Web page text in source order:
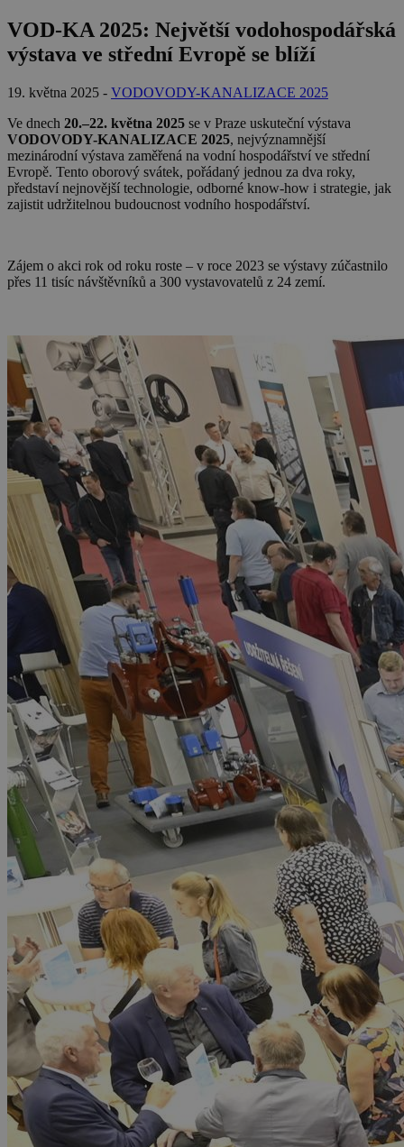
VOD-KA 2025: Největší vodohospodářská
výstava ve střední Evropě se blíží
19. května 2025 - VODOVODY-KANALIZACE 2025
Ve dnech 20.–22. května 2025 se v Praze uskuteční výstava
VODOVODY-KANALIZACE 2025, nejvýznamnější
mezinárodní výstava zaměřená na vodní hospodářství ve střední
Evropě. Tento oborový svátek, pořádaný jednou za dva roky,
představí nejnovější technologie, odborné know-how i strategie, jak
zajistit udržitelnou budoucnost vodního hospodářství.
Zájem o akci rok od roku roste – v roce 2023 se výstavy zúčastnilo
přes 11 tisíc návštěvníků a 300 vystavovatelů z 24 zemí.